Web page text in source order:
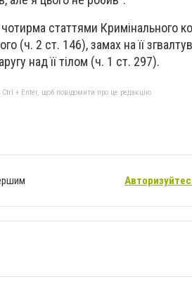
статтями Кримінального
(ч. 2 ст. 146), замах на її
над її тілом (ч. 1 ст. 297).
+ Enter, щоб повідомити про це редакцію